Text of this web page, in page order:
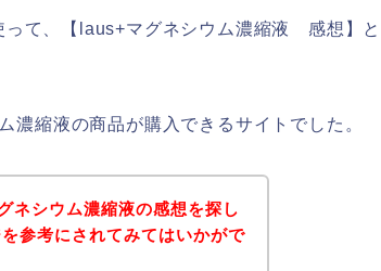
って、【laus+マグネシウム濃縮液 感想】と
縮液の商品が購入できるサイトでした。
ネシウム濃縮液の感想を探し
参考にされてみてはいかがで